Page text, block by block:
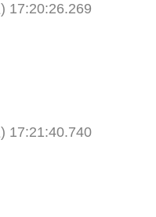
17:20:26.269
17:21:40.740